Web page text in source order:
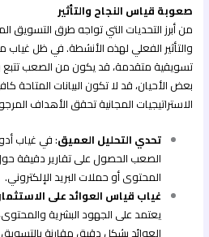
صعوبة قياس النجاح والتأثير
من أبرز التحديات التي تواجه طرق التسويق
والتأثير الفعلي لهذه الأنشطة. في ظل غياب
تسويقية متقدمة، قد يكون من الصعب تتبع
بعض الأحيان، قد لا تكون البيانات المتاحة
الاستراتيجيات المجانية تحقق الأهداف
تحدي التحليل العميق: في غياب
الصعب الحصول على تقارير دقيقة
المحتوى أو حملات البريد الإلكتروني.
غياب قياس العوائد على
يعتمد على الجهود البشرية
العوائد بشكل دقيق مقارنة